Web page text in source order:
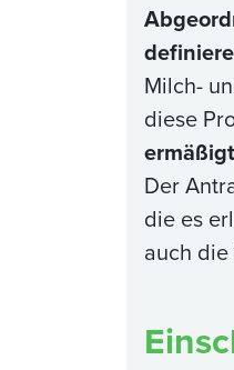
Milch-
diese
Der
die es
auch